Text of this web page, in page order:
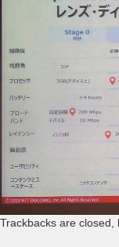
Trackbacks are closed,